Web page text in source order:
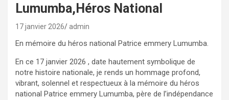
Lumumba,Héros National
17 janvier 2026 admin
En mémoire du héros national Patrice emmery Lumumba.
En ce 17 janvier 2026 , date hautement symbolique de
notre histoire nationale, je rends un hommage profond,
vibrant, solennel et respectueux à la mémoire du héros
national Patrice emmery Lumumba, père de l’indépendance